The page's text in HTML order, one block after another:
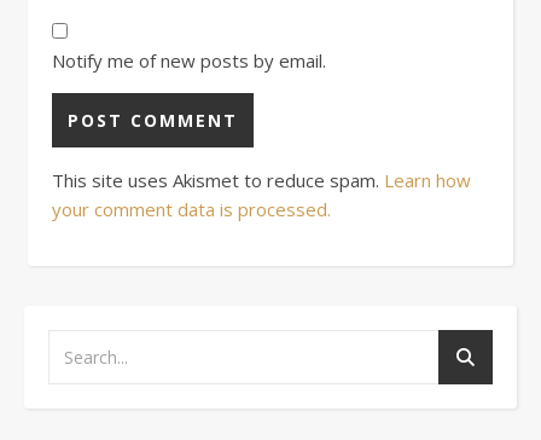
Notify me of new posts by email.
This site uses Akismet to reduce spam. Learn how
your comment data is processed.